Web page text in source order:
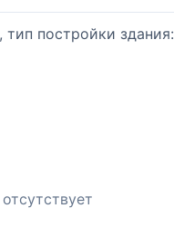
тип постройки здания: